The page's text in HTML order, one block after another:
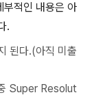
적인 내용은 아
.
된다.(아직 미출
Super Resolut